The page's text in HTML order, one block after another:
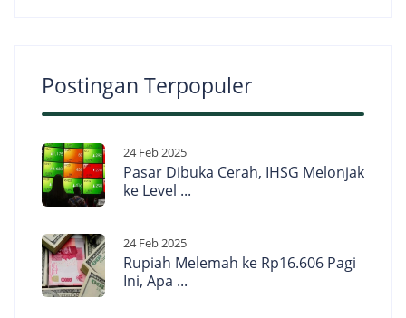
Postingan Terpopuler
24 Feb 2025
Pasar Dibuka Cerah, IHSG Melonjak
ke Level ...
24 Feb 2025
Rupiah Melemah ke Rp16.606 Pagi
Ini, Apa ...